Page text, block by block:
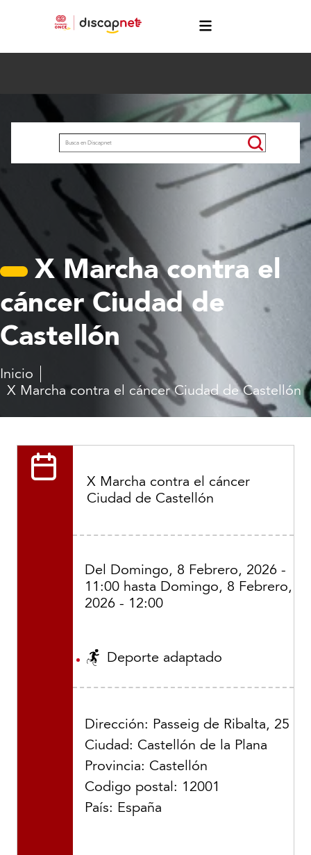
X Marcha contra el
cáncer Ciudad de
Castellón
Inicio
X Marcha contra el cáncer Ciudad de Castellón
X Marcha contra el cáncer
Ciudad de Castellón
Del Domingo, 8 Febrero, 2026 -
11:00 hasta Domingo, 8 Febrero,
2026 - 12:00
Deporte adaptado
Dirección: Passeig de Ribalta, 25
Ciudad: Castellón de la Plana
Provincia: Castellón
Codigo postal: 12001
País: España